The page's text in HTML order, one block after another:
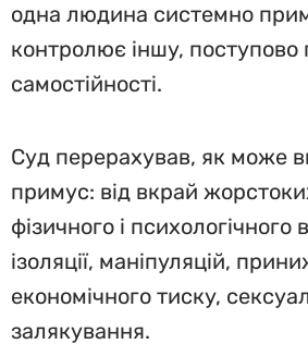
одна людина системно
контролює іншу, поступово
самостійності.
Суд перерахував, як може
примус: від вкрай
фізичного і психологічного
ізоляції, маніпуляцій,
економічного тиску,
залякування.